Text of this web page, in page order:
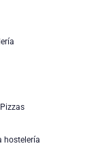
hostelería